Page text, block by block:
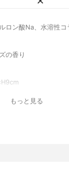
ロン酸Na、水溶性
の香り
もっと見る